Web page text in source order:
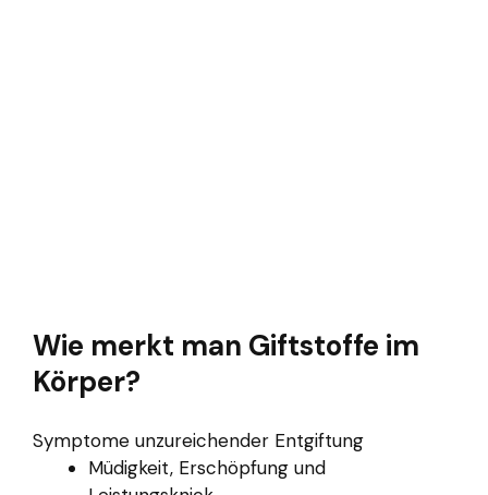
Wie merkt man Giftstoffe im
Körper?
Symptome unzureichender Entgiftung
Müdigkeit, Erschöpfung und